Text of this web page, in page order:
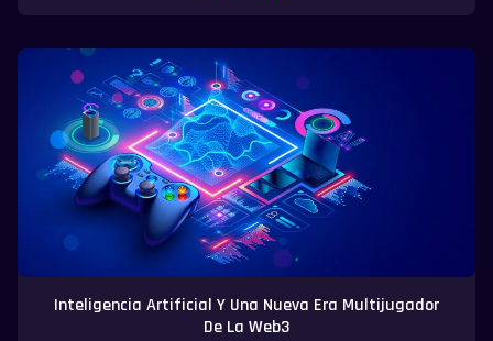
Inteligencia Artificial Y Una Nueva Era Multijugador
De La Web3